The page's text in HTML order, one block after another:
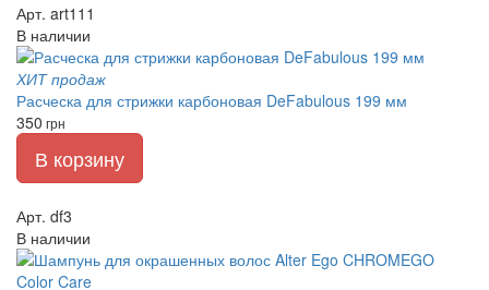
Арт. art111
В наличии
ХИТ продаж
Расческа для стрижки карбоновая DeFabulous 199 мм
350 грн
В корзину
Арт. df3
В наличии